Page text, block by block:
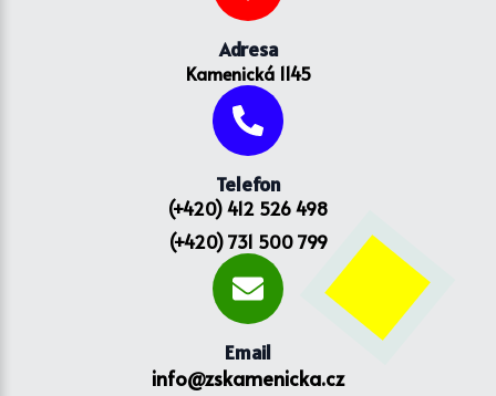
Adresa
Kamenická 1145
Telefon
(+420) 412 526 498
(+420) 731 500 799
Email
info@zskamenicka.cz